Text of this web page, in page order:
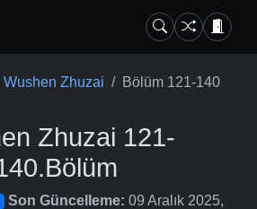
Wushen Zhuzai Bölüm 121-140
Zhuzai 121-
Son Güncelleme: 09 Aralık 2025,